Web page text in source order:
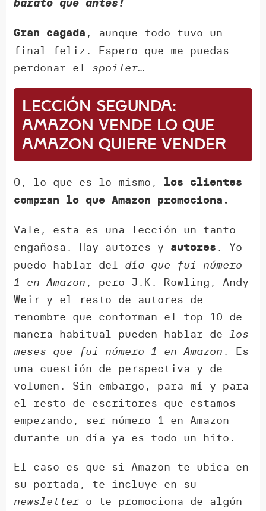
barato que antes!
Gran cagada , aunque todo tuvo un
final feliz. Espero que me puedas
perdonar el spoiler…
Lección segunda:
Amazon vende lo que
Amazon quiere vender
O, lo que es lo mismo,los clientes
compran lo que Amazon promociona.
Vale, esta es una lección un tanto
engañosa. Hay autores y autores . Yo
puedo hablar del día que fui número
1 en Amazon , pero J.K. Rowling, Andy
Weir y el resto de autores de
renombre que conforman el top 10 de
manera habitual pueden hablar delos
meses que fui número 1 en Amazon . Es
una cuestión de perspectiva y de
volumen. Sin embargo, para mí y para
el resto de escritores que estamos
empezando, ser número 1 en Amazon
durante un día ya es todo un hito.
El caso es que si Amazon te ubica en
su portada, te incluye en su
newsletter o te promociona de algún